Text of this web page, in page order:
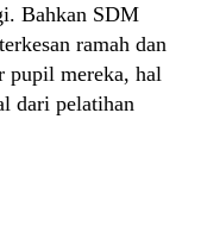
Bahkan SDM
ramah dan
pupil mereka, hal
dari pelatihan